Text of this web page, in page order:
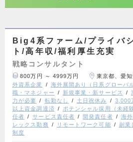
Big4系ファーム/プライバ
ト/高年収/福利厚生充実
戦略コンサルタント
800万円 ～ 4999万円
東京都、愛
外資系企業
海外展開あり（日系グローバ
職・マネジャー
新規事業・新サービス
力が必要
転勤なし 土日祝休み 3,000
以上資金調達済
ポテンシャル採用（未経
任者
サービス責任者 開発責任者 海
レックス勤務
リモートワーク可能 副業
制度